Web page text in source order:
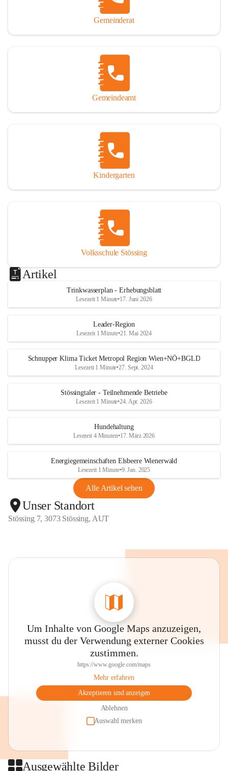
Gemeinderat
Gemeindeamt
Kindergarten
Volksschule Stössing
Artikel
Trinkwasserplan - Erhebungsblatt
Lesezeit 1 Minute•17. Juni 2026
Leader-Region
Lesezeit 1 Minute•21. Mai 2024
Schnupper Klima Ticket Metropol Region Wien+NÖ+BGLD
Lesezeit 1 Minute•27. Sept. 2024
Stössingtaler - Teilnehmende Betriebe
Lesezeit 1 Minute•24. Apr. 2026
Hundehaltung
Lesezeit 4 Minuten•17. März 2026
Energiegemeinschaften Elsbeere Wienerwald
Lesezeit 1 Minute•9. Jan. 2025
Alle Artikel sehen
Unser Standort
Stössing 7, 3073 Stössing, AUT
Um Inhalte von Google Maps anzuzeigen,
musst du der Verwendung externer Cookies
zustimmen.
https://www.google.com/maps
Mehr erfahren
Akzeptieren und anzeigen
Ablehnen
Auswahl merken
Ausgewählte Bilder